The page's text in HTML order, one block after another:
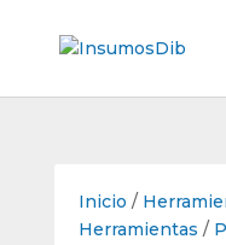
Inicio /
Herramientas /